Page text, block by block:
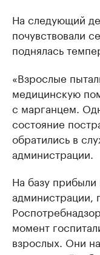
На следующий
почувствовали
поднялась
«Взрослые
медицинскую
с марганцем.
состояние
обратились в
администрации.
На базу
администрации,
момент
взрослых. Они